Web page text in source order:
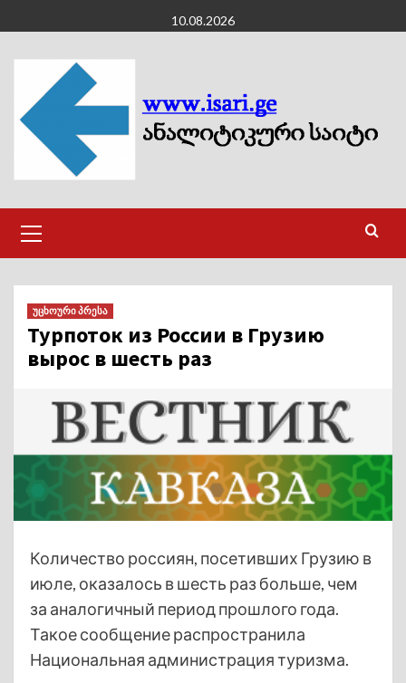
to
content
10.08.2026
Menu
უცხოური პრესა
Турпоток из России в Грузию
вырос в шесть раз
Количество россиян, посетивших Грузию в
июле, оказалось в шесть раз больше, чем
за аналогичный период прошлого года.
Такое сообщение распространила
Национальная администрация туризма.